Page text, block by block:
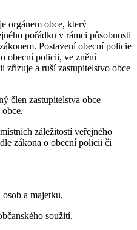
orgánem obce, který
pořádku v rámci působnosti
Postavení obecní policie
obecní policii, ve znění
zřizuje a ruší zastupitelstvo obce
člen zastupitelstva obce
záležitostí veřejného
zákona o obecní policii či
a majetku,
soužití,